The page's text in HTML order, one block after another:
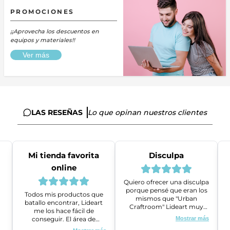
PROMOCIONES
¡¡Aprovecha los descuentos en
equipos y materiales!!
Ver más
LAS RESEÑAS Lo que opinan nuestros clientes
Mi tienda favorita
online
Todos mis productos que
batallo encontrar, Lideart
me los hace fácil de
conseguir. El área de
ventas es super amable y
Disculpa
Quiero ofrecer una disculpa
porque pensé que eran los
mismos que "Urban
Craftroom" Lideart muy
amables me ayudaron a
gestionar un problema que
Mostrar más